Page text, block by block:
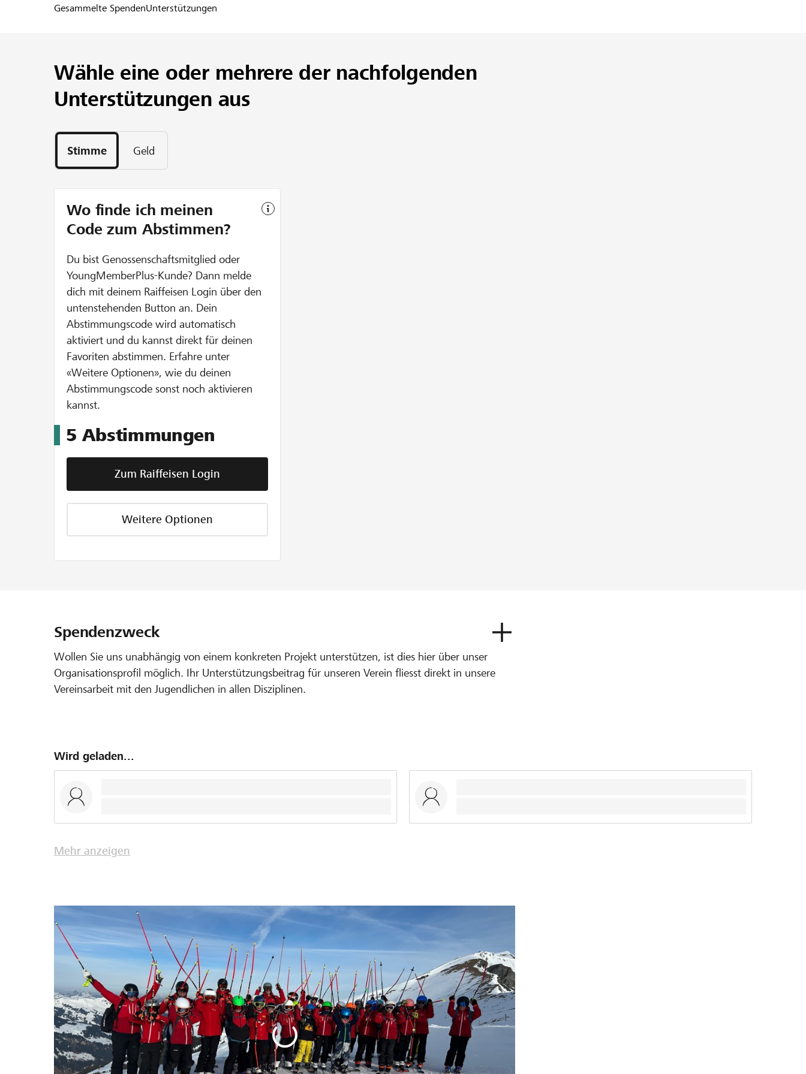
Gesammelte SpendenUnterstützungen
Wähle eine oder mehrere der nachfolgenden
Unterstützungen aus
Stimme Geld
Wo finde ich meinen
Code zum Abstimmen?
Du bist Genossenschaftsmitglied oder
YoungMemberPlus-Kunde? Dann melde
dich mit deinem Raiffeisen Login über den
untenstehenden Button an. Dein
Abstimmungscode wird automatisch
aktiviert und du kannst direkt für deinen
Favoriten abstimmen. Erfahre unter
«Weitere Optionen», wie du deinen
Abstimmungscode sonst noch aktivieren
kannst.
5 Abstimmungen
Zum Raiffeisen Login
Weitere Optionen
Spendenzweck
Wollen Sie uns unabhängig von einem konkreten Projekt unterstützen, ist dies hier über unser
Organisationsprofil möglich. Ihr Unterstützungsbeitrag für unseren Verein fliesst direkt in unsere
Vereinsarbeit mit den Jugendlichen in allen Disziplinen.
Wird geladen...
Mehr anzeigen